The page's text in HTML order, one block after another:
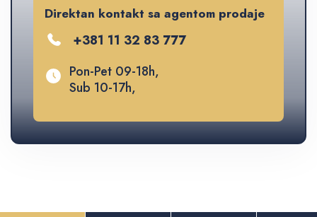
Direktan kontakt sa agentom prodaje
+381 11 32 83 777
Pon-Pet 09-18h,
Sub 10-17h,